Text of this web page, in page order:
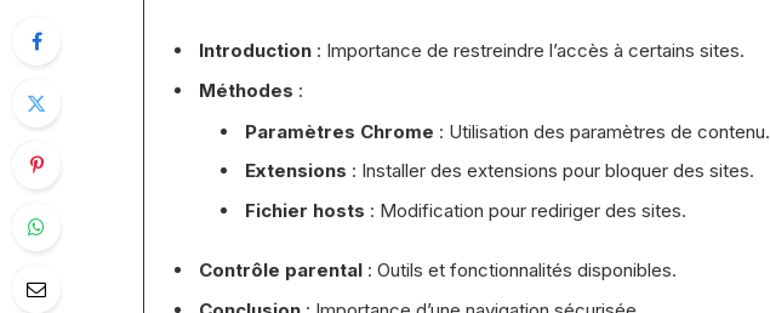
Introduction : Importance de restreindre l’accès à certains sites.
Méthodes :
Paramètres Chrome : Utilisation des paramètres de contenu.
Extensions : Installer des extensions pour bloquer des sites.
Fichier hosts : Modification pour rediriger des sites.
Contrôle parental : Outils et fonctionnalités disponibles.